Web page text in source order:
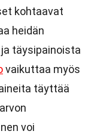
kohtaavat
heidän
täysipainoista
vaikuttaa myös
täyttää
voi